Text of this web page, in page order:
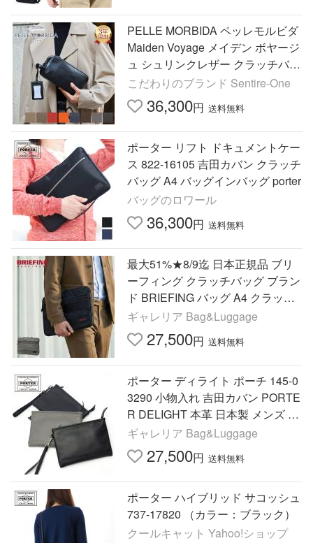
PELLE MORBIDA ペッレモルビダ
Maiden Voyage メイデン ボヤージ
ュ シュリンクレザー クラッチバッ
グ セカンドバッグ バッグインバッ
グ PMO-MB028 (MB028A)
こだわりのブランド Sentire-One
36,300円 送料無料
ポーター リフト ドキュメントケー
ス 822-16105 吉田カバン クラッチ
バッグ A4 バッグインバッグ porter
バッグのロワール
36,300円 送料無料
最大51%★8/9迄 日本正規品 ブリ
ーフィング クラッチバッグ ブラン
ド BRIEFING バッグ A4 クラッチ
アメリカ 大人 MADE IN USA CLU
CH BRF488219
ギャレリア Bag&Luggage
27,500円 送料無料
ポーター ディライト ポーチ 145-0
3290 小物入れ 吉田カバン PORTE
R DELIGHT 本革 日本製 メンズ レ
ディース
ギャレリア Bag&Luggage
27,500円 送料無料
ポーター ハイブリッド サコッシュ
737-17820 （カラー：ブラック）
クールキャット Yahoo!ショップ